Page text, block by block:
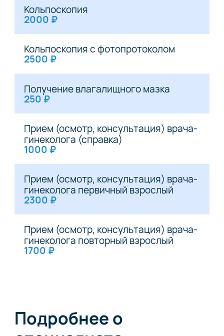
Кольпоскопия
2000 ₽
Кольпоскопия с фотопротоколом
2500 ₽
Получение влагалищного мазка
250 ₽
Прием (осмотр, консультация) врача-
гинеколога (справка)
1000 ₽
Прием (осмотр, консультация) врача-
гинеколога первичный взрослый
2300 ₽
Прием (осмотр, консультация) врача-
гинеколога повторный взрослый
1700 ₽
Подробнее о